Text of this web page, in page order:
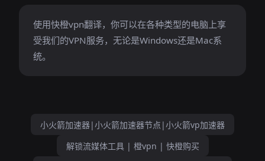
使用快橙vpn翻译，你可以在各种类型的电脑上享
受我们的VPN服务，无论是Windows还是Mac系
统。
小火箭加速器|小火箭加速器节点|小火箭vp加速器
解锁流媒体工具 | 橙vpn | 快橙购买